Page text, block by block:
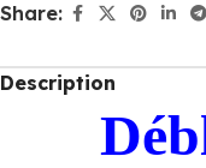
Share:
Description